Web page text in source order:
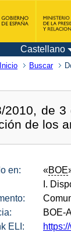
Castellano
Inicio Buscar
2010, de
de los
en: «BOE
I.
BOE-
ELI: